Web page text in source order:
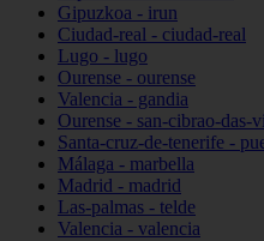
Gipuzkoa - irun
Ciudad-real - ciudad-real
Lugo - lugo
Ourense - ourense
Valencia - gandia
Ourense - san-cibrao-das-
Santa-cruz-de-tenerife -
Málaga - marbella
Madrid - madrid
Las-palmas - telde
Valencia - valencia